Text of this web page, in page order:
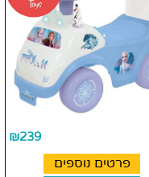
₪239
פרטים נוספים